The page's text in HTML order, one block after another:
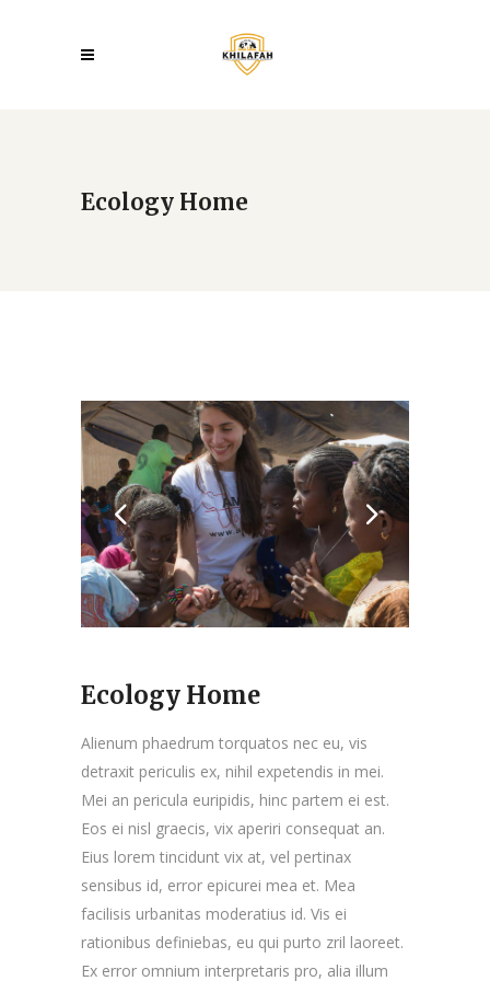
Ecology Home
Ecology Home
Alienum phaedrum torquatos nec eu, vis
detraxit periculis ex, nihil expetendis in mei.
Mei an pericula euripidis, hinc partem ei est.
Eos ei nisl graecis, vix aperiri consequat an.
Eius lorem tincidunt vix at, vel pertinax
sensibus id, error epicurei mea et. Mea
facilisis urbanitas moderatius id. Vis ei
rationibus definiebas, eu qui purto zril laoreet.
Ex error omnium interpretaris pro, alia illum